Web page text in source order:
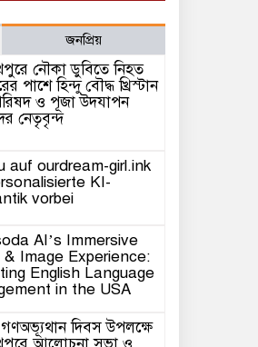
জনপ্রিয়
নৌকা ডুবিতে নিহত
পাশে হিন্দু বৌদ্ধ খ্রিস্টান
ও পূজা উদযাপন
নেতৃবৃন্দ
auf ourdream-girl.ink
KI-
vorbei
AI’s Immersive
& Image Experience:
English Language
in the USA
দিবস উপলক্ষে